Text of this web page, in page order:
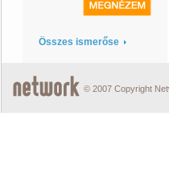
Összes ismerőse
© 2007 Copyright